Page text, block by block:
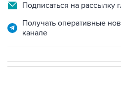
Подписаться на рассылку
Получать оперативные
канале